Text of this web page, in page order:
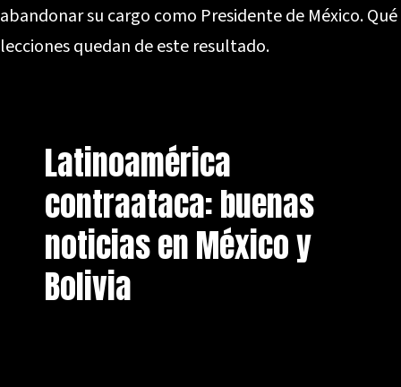
abandonar su cargo como Presidente de México. Qué
lecciones quedan de este resultado.
Latinoamérica
contraataca: buenas
noticias en México y
Bolivia